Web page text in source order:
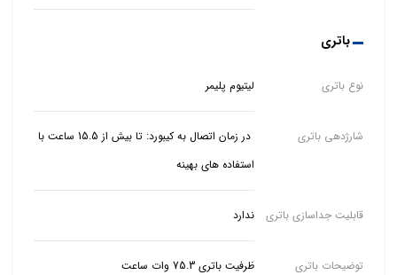
باتری
نوع باتری لیتیوم پلیمر
شارژدهی باتری
در زمان اتصال به کیبورد: تا بیش از 15.5 ساعت با
استفاده های بهینه
قابلیت جداسازی باتری ندارد
توضیحات باتری ظرفیت باتری 75.3 وات ساعت